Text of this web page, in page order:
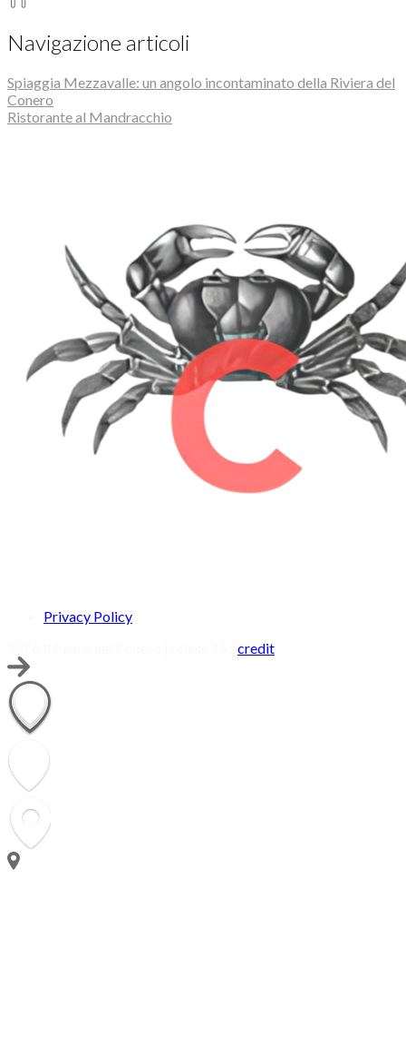
Navigazione articoli
Spiaggia Mezzavalle: un angolo incontaminato della Riviera del
Conero
Ristorante al Mandracchio
Privacy Policy
credit